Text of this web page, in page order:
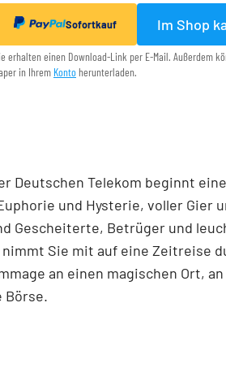
Sofortkauf Im Shop
erhalten einen Download-Link per E-Mail. Außerdem
in Ihrem Konto herunterladen.
Deutschen Telekom ­beginnt
und Hysterie, ­voller Gier
­Gescheiterte, ­Betrüger und
nimmt Sie mit auf eine Zeit­reise
an ­einen ­magischen Ort, an
Börse.